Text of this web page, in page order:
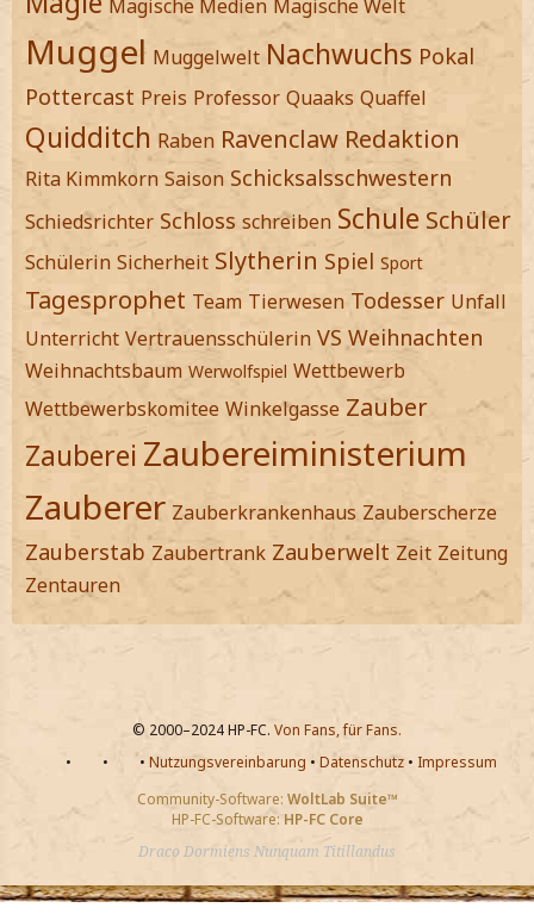
Magische Medien Magische Welt
Muggel Muggelwelt Nachwuchs Pokal
Pottercast Preis Professor Quaaks Quaffel
Quidditch Raben Ravenclaw Redaktion
Rita Kimmkorn Saison Schicksalsschwestern
Schiedsrichter Schloss schreiben Schule Schüler
Schülerin Sicherheit Slytherin Spiel Sport
Tagesprophet Team Tierwesen Todesser Unfall
Unterricht Vertrauensschülerin VS Weihnachten
Weihnachtsbaum Werwolfspiel Wettbewerb
Wettbewerbskomitee Winkelgasse Zauber
Zauberei Zaubereiministerium
Zauberer Zauberkrankenhaus Zauberscherze
Zauberstab Zaubertrank Zauberwelt Zeit Zeitung
Zentauren
© 2000–2024 HP-FC. Von Fans, für Fans.
•
• • Nutzungsvereinbarung • Datenschutz• Impressum
Community-Software: WoltLab Suite™
HP-FC-Software: HP-FC Core
Draco Dormiens Nunquam Titillandus